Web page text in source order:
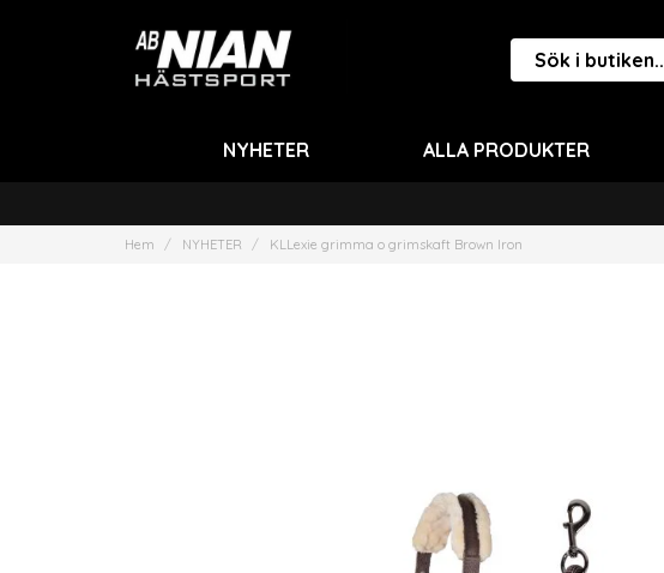
NYHETER ALLA PRODUKTER
Hem NYHETER KLLexie grimma o grimskaft Brown Iron